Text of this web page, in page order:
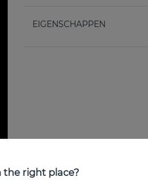
EIGENSCHAPPEN
the right place?